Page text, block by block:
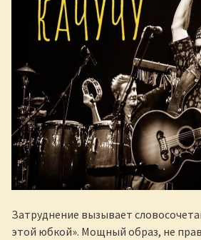
Затруднение вызывает
этой юбкой». Мощный образ, не